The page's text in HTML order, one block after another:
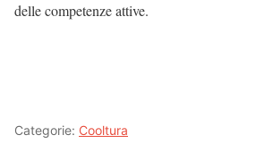
delle competenze attive.
Categorie: Cooltura